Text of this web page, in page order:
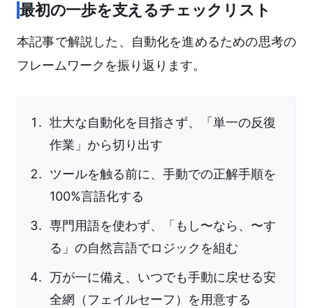
最初の一歩を支えるチェックリスト
本記事で解説した、自動化を進めるための思考の
フレームワークを振り返ります。
壮大な自動化を目指さず、「単一の反復
作業」から切り出す
ツールを触る前に、手動での正解手順を
100%言語化する
専門用語を使わず、「もし〜なら、〜す
る」の自然言語でロジックを組む
万が一に備え、いつでも手動に戻せる安
全網（フェイルセーフ）を用意する